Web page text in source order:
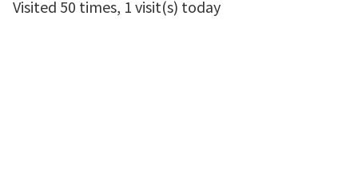
Visited 50 times, 1 visit(s) today